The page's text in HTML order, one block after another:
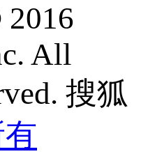
2016
All
搜狐